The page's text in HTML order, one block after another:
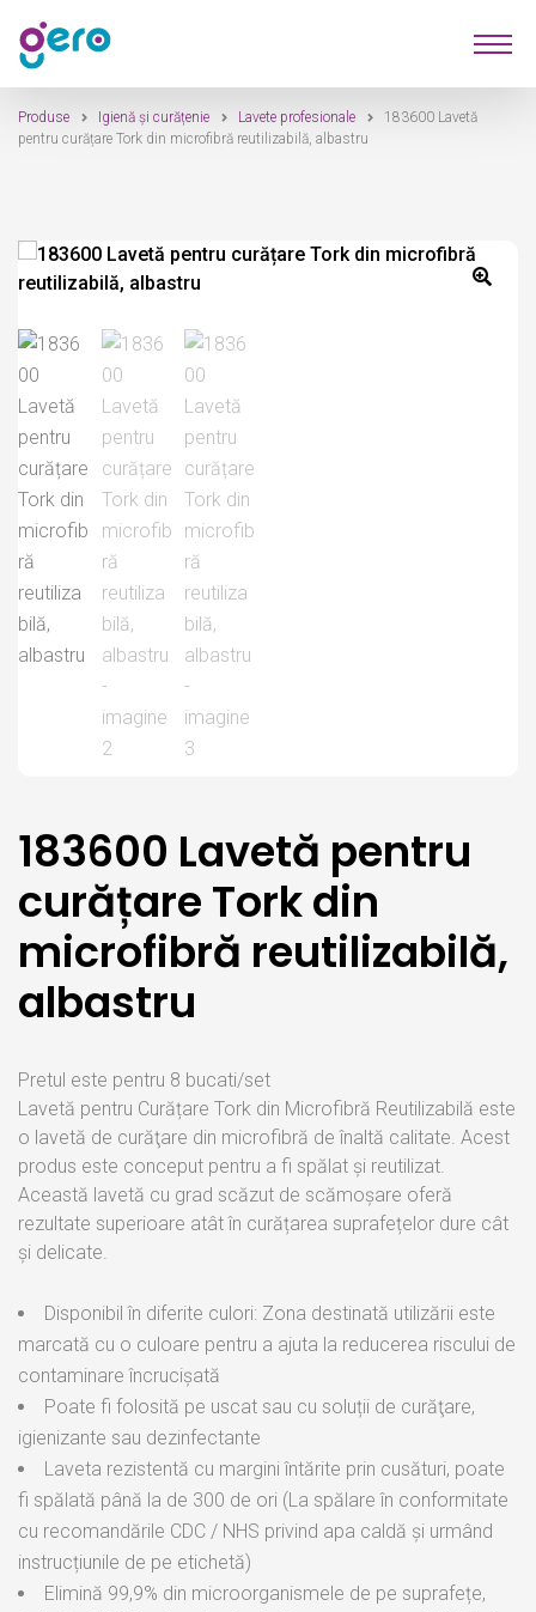
Sari
la
navigare
Sari
la
conținut
Produse
Furnizori
Contact
Produse Igienă și curățenie Lavete profesionale
183600 Lavetă
pentru curățare Tork din microfibră reutilizabilă, albastru
183600 Lavetă pentru
curățare Tork din
microfibră reutilizabilă,
albastru
Pretul este pentru 8 bucati/set
Lavetă pentru Curățare Tork din Microfibră Reutilizabilă este
o lavetă de curăţare din microfibră de înaltă calitate. Acest
produs este conceput pentru a fi spălat și reutilizat.
Această lavetă cu grad scăzut de scămoșare oferă
rezultate superioare atât în curățarea suprafețelor dure cât
și delicate.
Disponibil în diferite culori: Zona destinată utilizării este
marcată cu o culoare pentru a ajuta la reducerea riscului de
contaminare încrucișată
Poate fi folosită pe uscat sau cu soluții de curăţare,
igienizante sau dezinfectante
Laveta rezistentă cu margini întărite prin cusături, poate
fi spălată până la de 300 de ori (La spălare în conformitate
cu recomandările CDC / NHS privind apa caldă și urmând
instrucțiunile de pe etichetă)
Elimină 99,9% din microorganismele de pe suprafețe,